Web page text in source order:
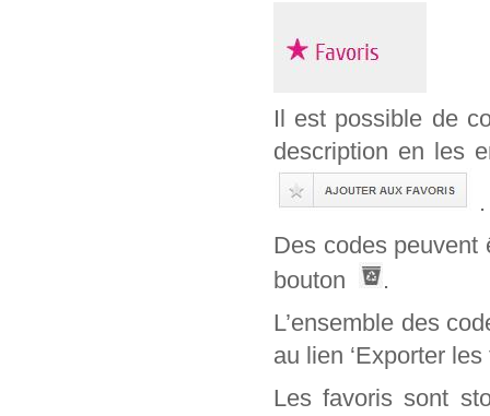
Il est possible de
description en les
.
Des codes peuvent
bouton
.
L’ensemble des
au lien ‘Exporter les
Les favoris sont